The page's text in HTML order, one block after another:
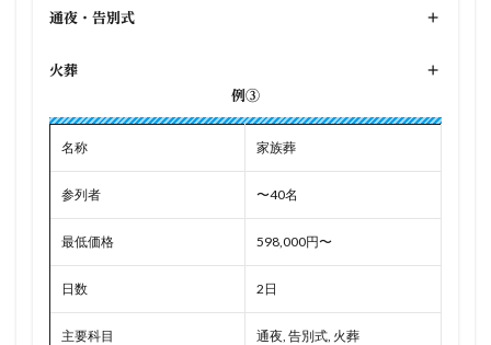
通夜・告別式 +
火葬
+
例③
名称 家族葬
参列者 〜40名
最低価格 598,000円〜
日数 2日
主要科目 通夜, 告別式, 火葬